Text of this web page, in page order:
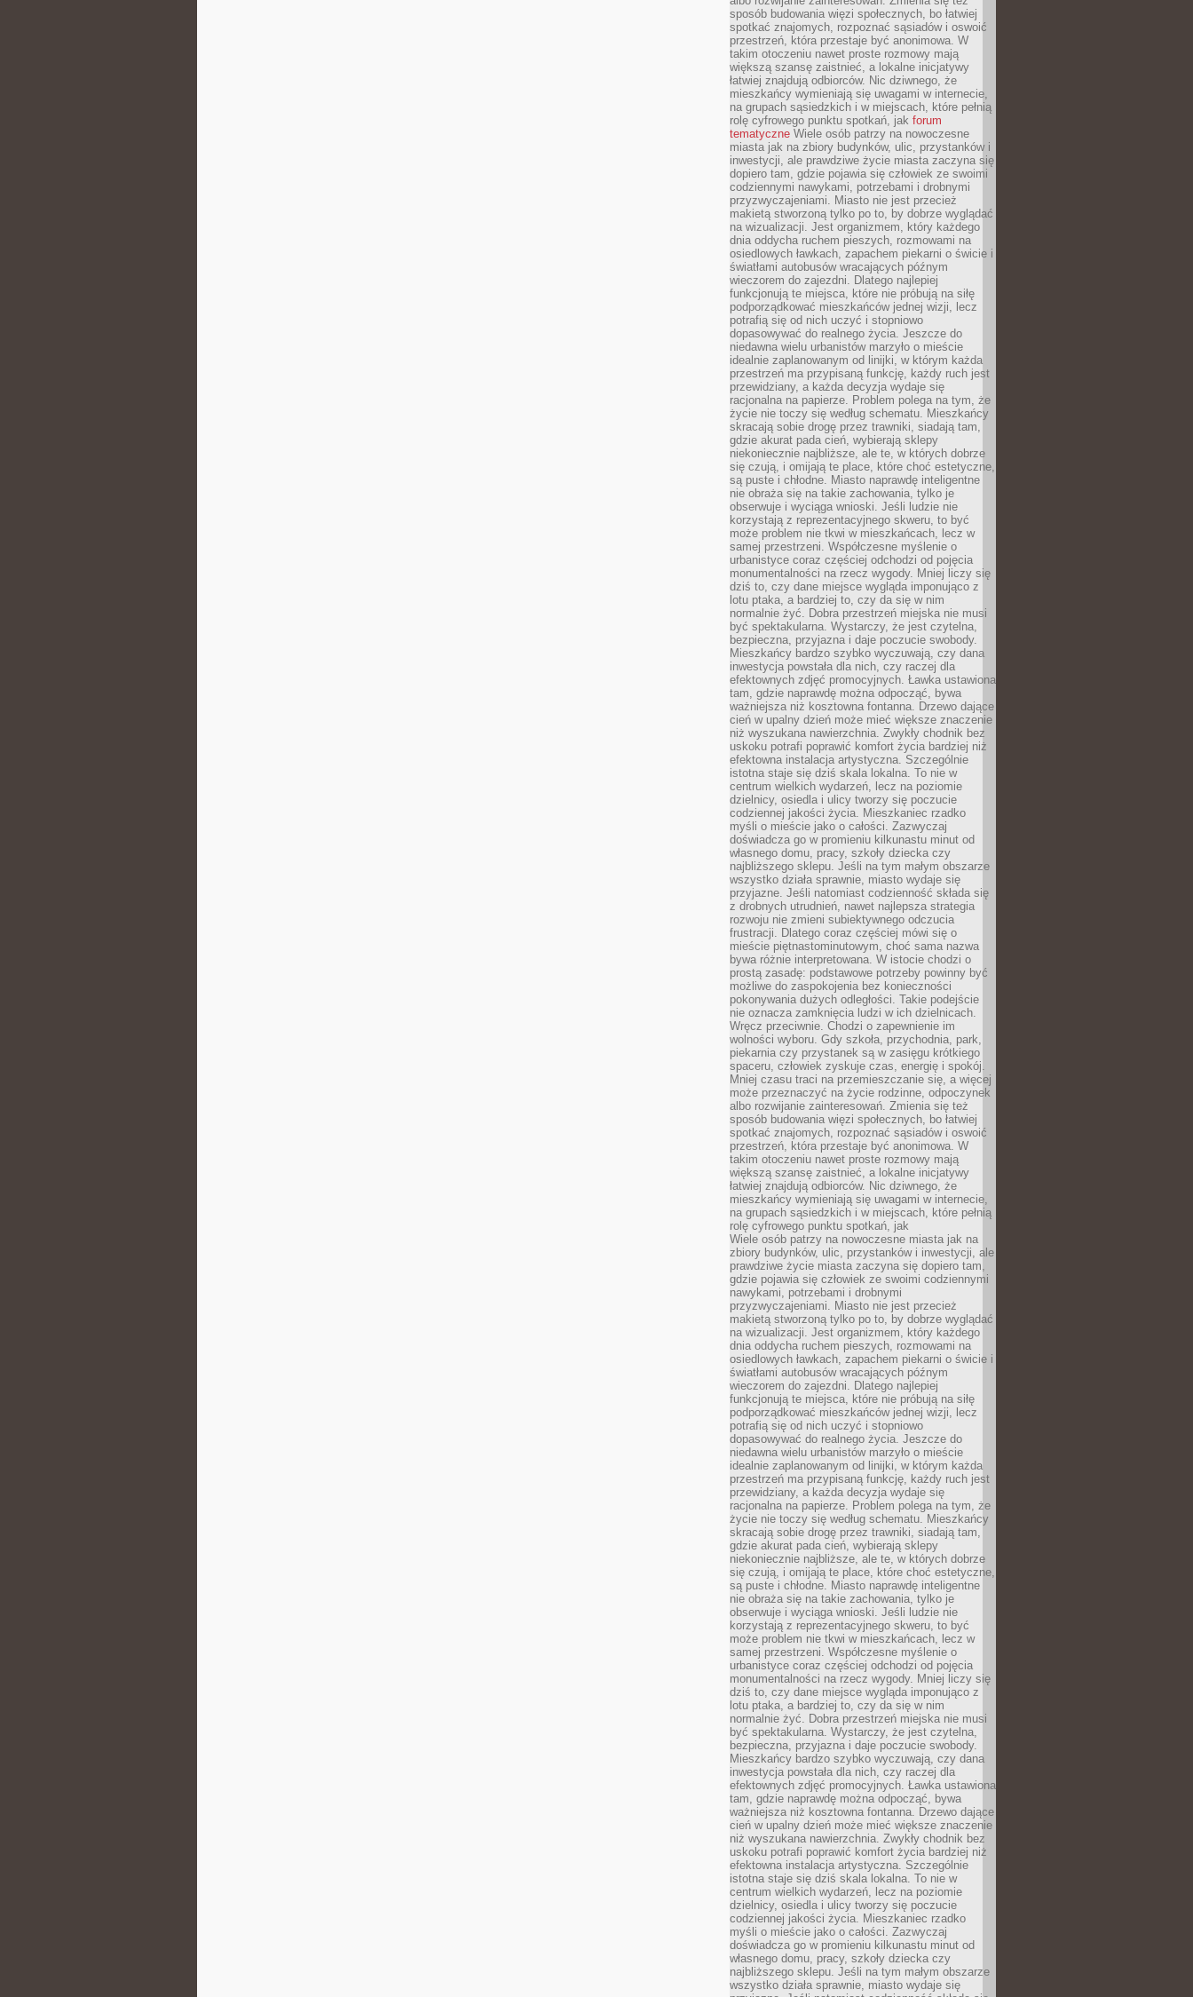
sposób budowania więzi społecznych, bo łatwiej
spotkać znajomych, rozpoznać sąsiadów i oswoić
przestrzeń, która przestaje być anonimowa. W
takim otoczeniu nawet proste rozmowy mają
większą szansę zaistnieć, a lokalne inicjatywy
łatwiej znajdują odbiorców. Nic dziwnego, że
mieszkańcy wymieniają się uwagami w internecie,
na grupach sąsiedzkich i w miejscach, które pełnią
rolę cyfrowego punktu spotkań, jak forum
tematyczne Wiele osób patrzy na nowoczesne
miasta jak na zbiory budynków, ulic, przystanków i
inwestycji, ale prawdziwe życie miasta zaczyna się
dopiero tam, gdzie pojawia się człowiek ze swoimi
codziennymi nawykami, potrzebami i drobnymi
przyzwyczajeniami. Miasto nie jest przecież
makietą stworzoną tylko po to, by dobrze wyglądać
na wizualizacji. Jest organizmem, który każdego
dnia oddycha ruchem pieszych, rozmowami na
osiedlowych ławkach, zapachem piekarni o świcie i
światłami autobusów wracających późnym
wieczorem do zajezdni. Dlatego najlepiej
funkcjonują te miejsca, które nie próbują na siłę
podporządkować mieszkańców jednej wizji, lecz
potrafią się od nich uczyć i stopniowo
dopasowywać do realnego życia. Jeszcze do
niedawna wielu urbanistów marzyło o mieście
idealnie zaplanowanym od linijki, w którym każda
przestrzeń ma przypisaną funkcję, każdy ruch jest
przewidziany, a każda decyzja wydaje się
racjonalna na papierze. Problem polega na tym, że
życie nie toczy się według schematu. Mieszkańcy
skracają sobie drogę przez trawniki, siadają tam,
gdzie akurat pada cień, wybierają sklepy
niekoniecznie najbliższe, ale te, w których dobrze
się czują, i omijają te place, które choć estetyczne,
są puste i chłodne. Miasto naprawdę inteligentne
nie obraża się na takie zachowania, tylko je
obserwuje i wyciąga wnioski. Jeśli ludzie nie
korzystają z reprezentacyjnego skweru, to być
może problem nie tkwi w mieszkańcach, lecz w
samej przestrzeni. Współczesne myślenie o
urbanistyce coraz częściej odchodzi od pojęcia
monumentalności na rzecz wygody. Mniej liczy się
dziś to, czy dane miejsce wygląda imponująco z
lotu ptaka, a bardziej to, czy da się w nim
normalnie żyć. Dobra przestrzeń miejska nie musi
być spektakularna. Wystarczy, że jest czytelna,
bezpieczna, przyjazna i daje poczucie swobody.
Mieszkańcy bardzo szybko wyczuwają, czy dana
inwestycja powstała dla nich, czy raczej dla
efektownych zdjęć promocyjnych. Ławka ustawiona
tam, gdzie naprawdę można odpocząć, bywa
ważniejsza niż kosztowna fontanna. Drzewo dające
cień w upalny dzień może mieć większe znaczenie
niż wyszukana nawierzchnia. Zwykły chodnik bez
uskoku potrafi poprawić komfort życia bardziej niż
efektowna instalacja artystyczna. Szczególnie
istotna staje się dziś skala lokalna. To nie w
centrum wielkich wydarzeń, lecz na poziomie
dzielnicy, osiedla i ulicy tworzy się poczucie
codziennej jakości życia. Mieszkaniec rzadko
myśli o mieście jako o całości. Zazwyczaj
doświadcza go w promieniu kilkunastu minut od
własnego domu, pracy, szkoły dziecka czy
najbliższego sklepu. Jeśli na tym małym obszarze
wszystko działa sprawnie, miasto wydaje się
przyjazne. Jeśli natomiast codzienność składa się
z drobnych utrudnień, nawet najlepsza strategia
rozwoju nie zmieni subiektywnego odczucia
frustracji. Dlatego coraz częściej mówi się o
mieście piętnastominutowym, choć sama nazwa
bywa różnie interpretowana. W istocie chodzi o
prostą zasadę: podstawowe potrzeby powinny być
możliwe do zaspokojenia bez konieczności
pokonywania dużych odległości. Takie podejście
nie oznacza zamknięcia ludzi w ich dzielnicach.
Wręcz przeciwnie. Chodzi o zapewnienie im
wolności wyboru. Gdy szkoła, przychodnia, park,
piekarnia czy przystanek są w zasięgu krótkiego
spaceru, człowiek zyskuje czas, energię i spokój.
Mniej czasu traci na przemieszczanie się, a więcej
może przeznaczyć na życie rodzinne, odpoczynek
albo rozwijanie zainteresowań. Zmienia się też
sposób budowania więzi społecznych, bo łatwiej
spotkać znajomych, rozpoznać sąsiadów i oswoić
przestrzeń, która przestaje być anonimowa. W
takim otoczeniu nawet proste rozmowy mają
większą szansę zaistnieć, a lokalne inicjatywy
łatwiej znajdują odbiorców. Nic dziwnego, że
mieszkańcy wymieniają się uwagami w internecie,
na grupach sąsiedzkich i w miejscach, które pełnią
rolę cyfrowego punktu spotkań, jak
Wiele osób patrzy na nowoczesne miasta jak na
zbiory budynków, ulic, przystanków i inwestycji, ale
prawdziwe życie miasta zaczyna się dopiero tam,
gdzie pojawia się człowiek ze swoimi codziennymi
nawykami, potrzebami i drobnymi
przyzwyczajeniami. Miasto nie jest przecież
makietą stworzoną tylko po to, by dobrze wyglądać
na wizualizacji. Jest organizmem, który każdego
dnia oddycha ruchem pieszych, rozmowami na
osiedlowych ławkach, zapachem piekarni o świcie i
światłami autobusów wracających późnym
wieczorem do zajezdni. Dlatego najlepiej
funkcjonują te miejsca, które nie próbują na siłę
podporządkować mieszkańców jednej wizji, lecz
potrafią się od nich uczyć i stopniowo
dopasowywać do realnego życia. Jeszcze do
niedawna wielu urbanistów marzyło o mieście
idealnie zaplanowanym od linijki, w którym każda
przestrzeń ma przypisaną funkcję, każdy ruch jest
przewidziany, a każda decyzja wydaje się
racjonalna na papierze. Problem polega na tym, że
życie nie toczy się według schematu. Mieszkańcy
skracają sobie drogę przez trawniki, siadają tam,
gdzie akurat pada cień, wybierają sklepy
niekoniecznie najbliższe, ale te, w których dobrze
się czują, i omijają te place, które choć estetyczne,
są puste i chłodne. Miasto naprawdę inteligentne
nie obraża się na takie zachowania, tylko je
obserwuje i wyciąga wnioski. Jeśli ludzie nie
korzystają z reprezentacyjnego skweru, to być
może problem nie tkwi w mieszkańcach, lecz w
samej przestrzeni. Współczesne myślenie o
urbanistyce coraz częściej odchodzi od pojęcia
monumentalności na rzecz wygody. Mniej liczy się
dziś to, czy dane miejsce wygląda imponująco z
lotu ptaka, a bardziej to, czy da się w nim
normalnie żyć. Dobra przestrzeń miejska nie musi
być spektakularna. Wystarczy, że jest czytelna,
bezpieczna, przyjazna i daje poczucie swobody.
Mieszkańcy bardzo szybko wyczuwają, czy dana
inwestycja powstała dla nich, czy raczej dla
efektownych zdjęć promocyjnych. Ławka ustawiona
tam, gdzie naprawdę można odpocząć, bywa
ważniejsza niż kosztowna fontanna. Drzewo dające
cień w upalny dzień może mieć większe znaczenie
niż wyszukana nawierzchnia. Zwykły chodnik bez
uskoku potrafi poprawić komfort życia bardziej niż
efektowna instalacja artystyczna. Szczególnie
istotna staje się dziś skala lokalna. To nie w
centrum wielkich wydarzeń, lecz na poziomie
dzielnicy, osiedla i ulicy tworzy się poczucie
codziennej jakości życia. Mieszkaniec rzadko
myśli o mieście jako o całości. Zazwyczaj
doświadcza go w promieniu kilkunastu minut od
własnego domu, pracy, szkoły dziecka czy
najbliższego sklepu. Jeśli na tym małym obszarze
wszystko działa sprawnie, miasto wydaje się